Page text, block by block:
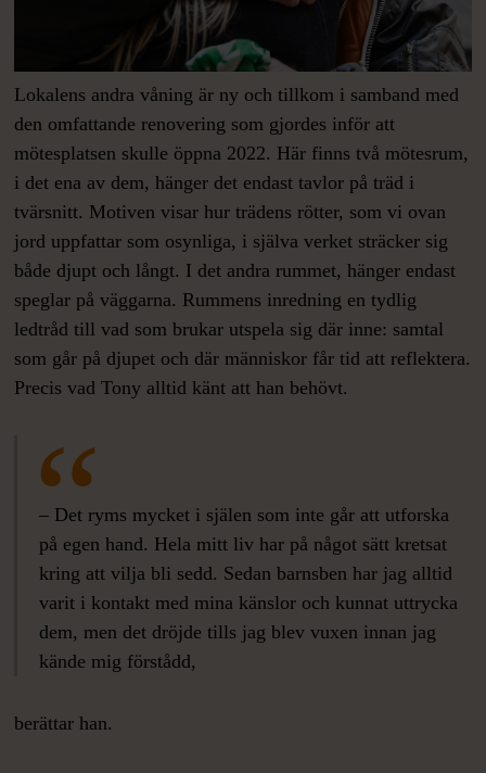
Lokalens andra våning är ny och tillkom i samband med
den omfattande renovering som gjordes inför att
mötesplatsen skulle öppna 2022. Här finns två mötesrum,
i det ena av dem, hänger det endast tavlor på träd i
tvärsnitt. Motiven visar hur trädens rötter, som vi ovan
jord uppfattar som osynliga, i själva verket sträcker sig
både djupt och långt. I det andra rummet, hänger endast
speglar på väggarna. Rummens inredning en tydlig
ledtråd till vad som brukar utspela sig där inne: samtal
som går på djupet och där människor får tid att reflektera.
Precis vad Tony alltid känt att han behövt.
– Det ryms mycket i själen som inte går att utforska
på egen hand. Hela mitt liv har på något sätt kretsat
kring att vilja bli sedd. Sedan barnsben har jag alltid
varit i kontakt med mina känslor och kunnat uttrycka
dem, men det dröjde tills jag blev vuxen innan jag
kände mig förstådd,
berättar han.